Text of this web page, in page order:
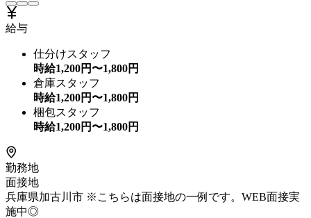
給与
仕分けスタッフ
時給1,200円〜1,800円
倉庫スタッフ
時給1,200円〜1,800円
梱包スタッフ
時給1,200円〜1,800円
勤務地
面接地
兵庫県加古川市 ※こちらは面接地の一例です。WEB面接実
施中◎